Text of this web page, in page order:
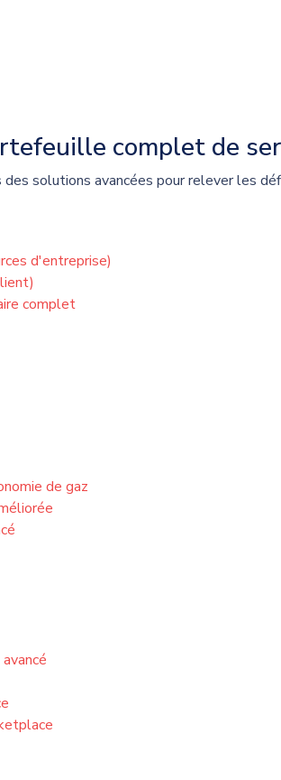
complet de
des solutions avancées pour relever les
d'entreprise)
complet
de gaz